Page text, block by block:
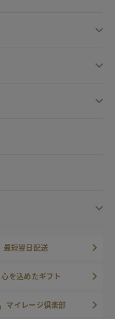
最短翌日配送
心を込めたギフト
マイレージ倶楽部